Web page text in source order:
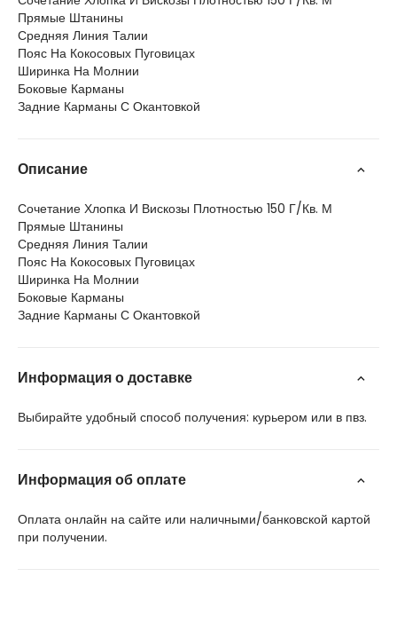
Прямые Штанины
Средняя Линия Талии
Пояс На Кокосовых Пуговицах
Ширинка На Молнии
Боковые Карманы
Задние Карманы С Окантовкой
Описание
Сочетание Хлопка И Вискозы Плотностью 150 Г/Кв. М
Прямые Штанины
Средняя Линия Талии
Пояс На Кокосовых Пуговицах
Ширинка На Молнии
Боковые Карманы
Задние Карманы С Окантовкой
Информация о доставке
Выбирайте удобный способ получения: курьером или в пвз.
Информация об оплате
Оплата онлайн на сайте или наличными/банковской картой
при получении.